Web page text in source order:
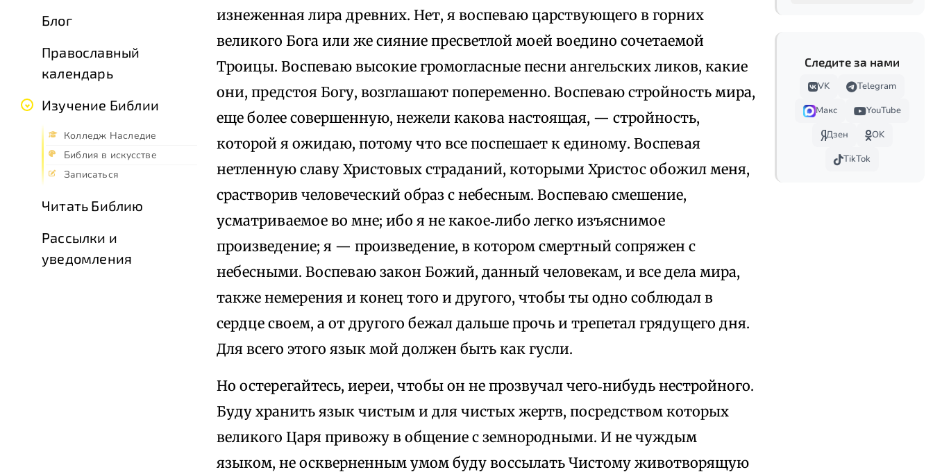
Блог
Православный
календарь
Изучение Библии
Колледж Наследие
Библия в искусстве
Записаться
Читать Библию
Рассылки и
уведомления
изнеженная лира древних. Нет, я воспеваю царствующего в горних
великого Бога или же сияние пресветлой моей воедино сочетаемой
Троицы. Воспеваю высокие громогласные песни ангельских ликов, какие
они, предстоя Богу, возглашают попеременно. Воспеваю стройность мира,
еще более совершенную, нежели какова настоящая, — стройность,
которой я ожидаю, потому что все поспешает к единому. Воспевая
нетленную славу Христовых страданий, которыми Христос обожил меня,
срастворив человеческий образ с небесным. Воспеваю смешение,
усматриваемое во мне; ибо я не какое‑либо легко изъяснимое
произведение; я — произведение, в котором смертный сопряжен с
небесными. Воспеваю закон Божий, данный человекам, и все дела мира,
также немерения и конец того и другого, чтобы ты одно соблюдал в
сердце своем, а от другого бежал дальше прочь и трепетал грядущего дня.
Для всего этого язык мой должен быть как гусли.
Но остерегайтесь, иереи, чтобы он не прозвучал чего‑нибудь нестройного.
Буду хранить язык чистым и для чистых жертв, посредством которых
великого Царя привожу в общение с земнородными. И не чуждым
языком, не оскверненным умом буду воссылать Чистому животворящую
Следите за нами
VK
Telegram
Макс
YouTube
Дзен
OK
TikTok